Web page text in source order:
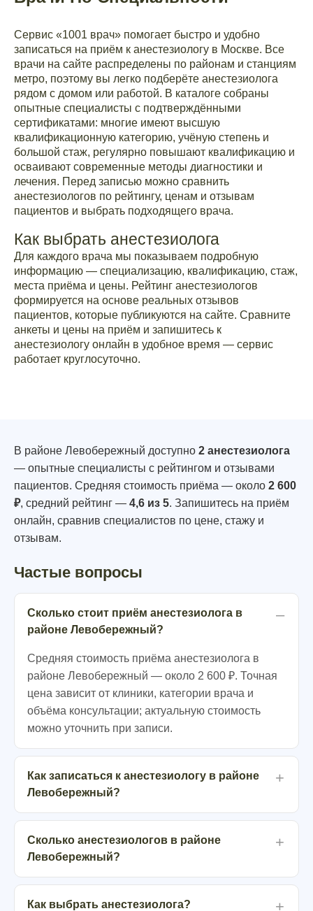
Сервис «1001 врач» помогает быстро и удобно
записаться на приём к анестезиологу в Москве. Все
врачи на сайте распределены по районам и станциям
метро, поэтому вы легко подберёте анестезиолога
рядом с домом или работой. В каталоге собраны
опытные специалисты с подтверждёнными
сертификатами: многие имеют высшую
квалификационную категорию, учёную степень и
большой стаж, регулярно повышают квалификацию и
осваивают современные методы диагностики и
лечения. Перед записью можно сравнить
анестезиологов по рейтингу, ценам и отзывам
пациентов и выбрать подходящего врача.
Как выбрать анестезиолога
Для каждого врача мы показываем подробную
информацию — специализацию, квалификацию, стаж,
места приёма и цены. Рейтинг анестезиологов
формируется на основе реальных отзывов
пациентов, которые публикуются на сайте. Сравните
анкеты и цены на приём и запишитесь к
анестезиологу онлайн в удобное время — сервис
работает круглосуточно.
В районе Левобережный доступно 2 анестезиолога
— опытные специалисты с рейтингом и отзывами
пациентов. Средняя стоимость приёма — около 2 600
₽, средний рейтинг — 4,6 из 5. Запишитесь на приём
онлайн, сравнив специалистов по цене, стажу и
отзывам.
Частые вопросы
Сколько стоит приём анестезиолога в
районе Левобережный?
Средняя стоимость приёма анестезиолога в
районе Левобережный — около 2 600 ₽. Точная
цена зависит от клиники, категории врача и
объёма консультации; актуальную стоимость
можно уточнить при записи.
Как записаться к анестезиологу в районе
Левобережный?
Сколько анестезиологов в районе
Левобережный?
Как выбрать анестезиолога?